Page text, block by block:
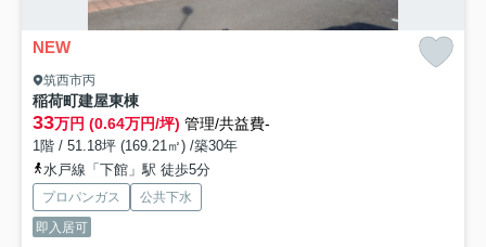
NEW
筑西市丙
稲荷町建屋東棟
33万円 (0.64万円/坪) 管理/共益費-
1階 / 51.18坪 (169.21㎡) /築30年
水戸線「下館」駅 徒歩5分
プロパンガス
公共下水
即入居可